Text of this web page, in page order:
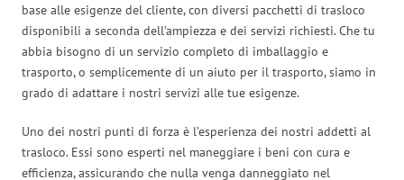
base alle esigenze del cliente, con diversi pacchetti di trasloco
disponibili a seconda dell’ampiezza e dei servizi richiesti. Che tu
abbia bisogno di un servizio completo di imballaggio e
trasporto, o semplicemente di un aiuto per il trasporto, siamo in
grado di adattare i nostri servizi alle tue esigenze.
Uno dei nostri punti di forza è l’esperienza dei nostri addetti al
trasloco. Essi sono esperti nel maneggiare i beni con cura e
efficienza, assicurando che nulla venga danneggiato nel